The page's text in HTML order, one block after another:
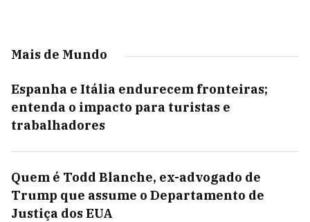
Mais de Mundo
Espanha e Itália endurecem fronteiras;
entenda o impacto para turistas e
trabalhadores
Quem é Todd Blanche, ex-advogado de
Trump que assume o Departamento de
Justiça dos EUA